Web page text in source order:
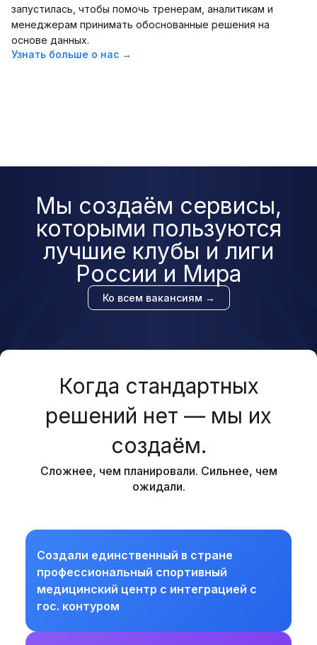
запустилась, чтобы помочь тренерам, аналитикам и
менеджерам принимать обоснованные решения на
основе данных.
Узнать больше о нас →
Мы создаём сервисы,
которыми пользуются
лучшие клубы и лиги
России и Мира
Ко всем вакансиям →
Когда стандартных
решений нет — мы их
создаём.
Сложнее, чем планировали. Сильнее, чем
ожидали.
Создали единственный в стране
профессиональный спортивный
медицинский центр с интеграцией с
гос. контуром